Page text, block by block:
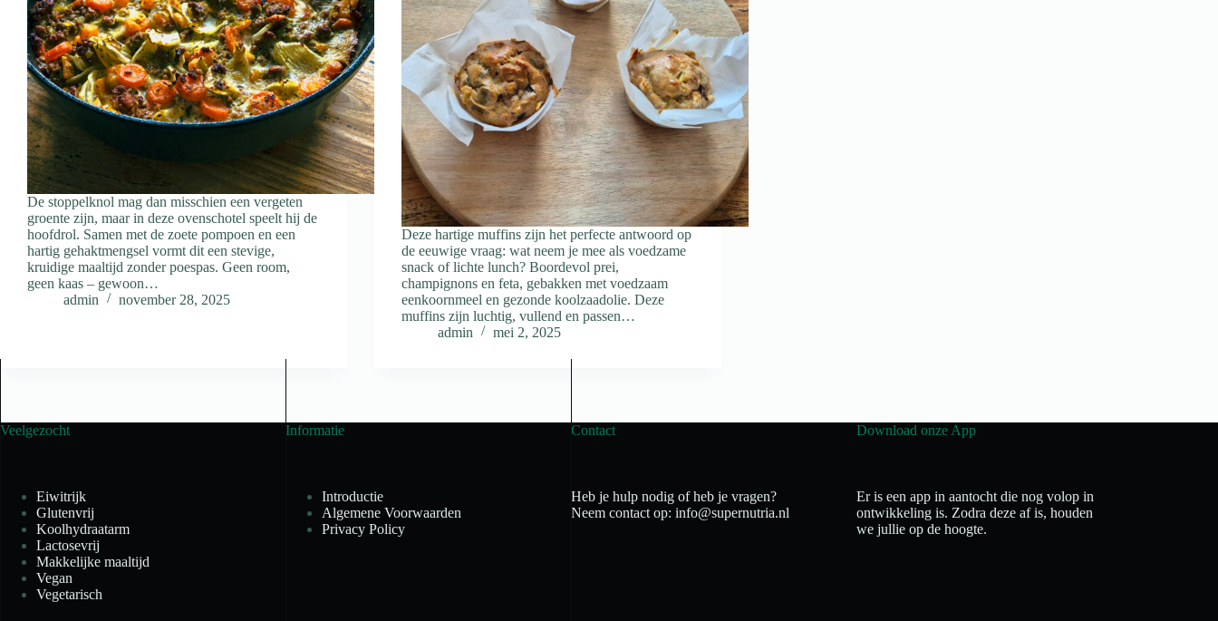
De stoppelknol mag dan misschien een vergeten
groente zijn, maar in deze ovenschotel speelt hij de
hoofdrol. Samen met de zoete pompoen en een
hartig gehaktmengsel vormt dit een stevige,
kruidige maaltijd zonder poespas. Geen room,
geen kaas – gewoon…
admin
november 28, 2025
Deze hartige muffins zijn het perfecte antwoord op
de eeuwige vraag: wat neem je mee als voedzame
snack of lichte lunch? Boordevol prei,
champignons en feta, gebakken met voedzaam
eenkoornmeel en gezonde koolzaadolie. Deze
muffins zijn luchtig, vullend en passen…
admin
mei 2, 2025
Veelgezocht
Eiwitrijk
Glutenvrij
Koolhydraatarm
Lactosevrij
Makkelijke maaltijd
Vegan
Vegetarisch
Informatie
Introductie
Algemene Voorwaarden
Privacy Policy
Contact
Heb je hulp nodig of heb je vragen?
Neem contact op: info@supernutria.nl
Download onze App
Er is een app in aantocht die nog volop in
ontwikkeling is. Zodra deze af is, houden
we jullie op de hoogte.